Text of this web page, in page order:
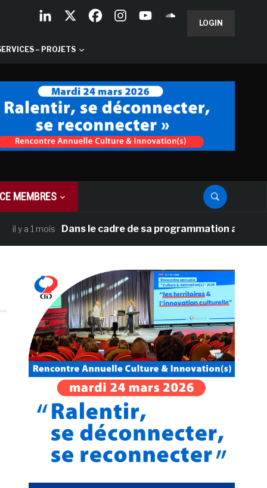
LOGIN
– PROJETS
MEMBRES
mois Dans le cadre de sa programmation américaine,